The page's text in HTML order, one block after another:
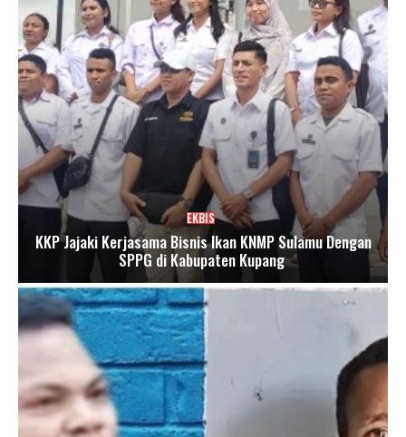
EKBIS
KKP Jajaki Kerjasama Bisnis Ikan KNMP Sulamu Dengan
SPPG di Kabupaten Kupang